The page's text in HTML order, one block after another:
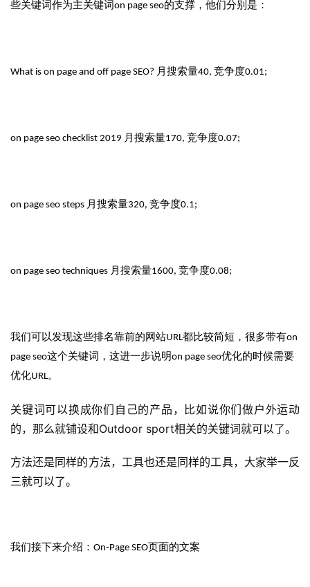
些关键词作为主关键词on page seo的支撑，他们分别是：
What is on page and off page SEO? 月搜索量40, 竞争度0.01;
on page seo checklist 2019 月搜索量170, 竞争度0.07;
on page seo steps 月搜索量320, 竞争度0.1;
on page seo techniques 月搜索量1600, 竞争度0.08;
我们可以发现这些排名靠前的网站URL都比较简短，很多带有on
page seo这个关键词，这进一步说明on page seo优化的时候需要
优化URL。
关键词可以换成你们自己的产品，比如说你们做户外运动
的，那么就铺设和Outdoor sport相关的关键词就可以了。
方法还是同样的方法，工具也还是同样的工具，大家举一反
三就可以了。
我们接下来介绍：On-Page SEO页面的文案